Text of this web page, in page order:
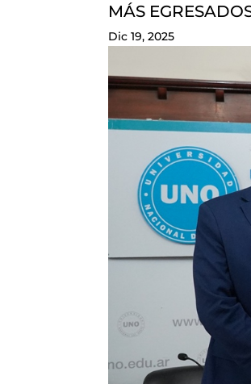
MÁS
Dic 19, 2025